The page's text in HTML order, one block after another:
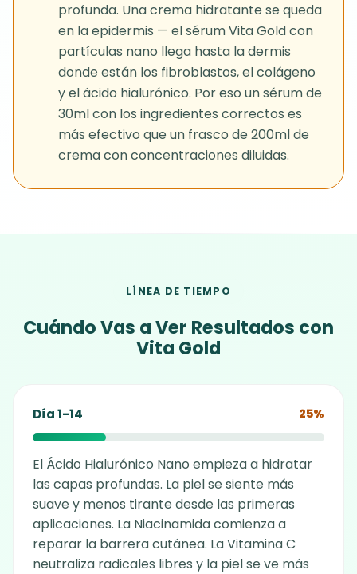
profunda. Una crema hidratante se queda
en la epidermis — el sérum Vita Gold con
partículas nano llega hasta la dermis
donde están los fibroblastos, el colágeno
y el ácido hialurónico. Por eso un sérum de
30ml con los ingredientes correctos es
más efectivo que un frasco de 200ml de
crema con concentraciones diluidas.
LÍNEA DE TIEMPO
Cuándo Vas a Ver Resultados con
Vita Gold
Día 1-14 25%
El Ácido Hialurónico Nano empieza a hidratar
las capas profundas. La piel se siente más
suave y menos tirante desde las primeras
aplicaciones. La Niacinamida comienza a
reparar la barrera cutánea. La Vitamina C
neutraliza radicales libres y la piel se ve más